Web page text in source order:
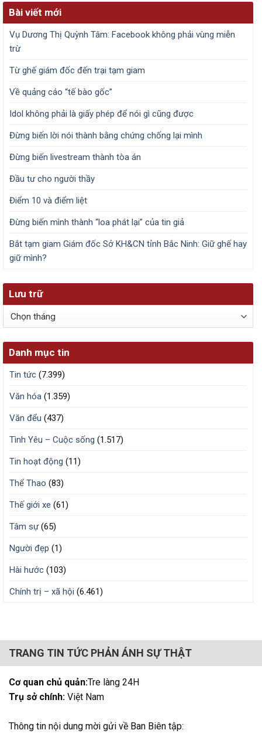
Bài viết mới
Vụ Dương Thị Quỳnh Tâm: Facebook không phải vùng miễn
trừ
Từ ghế giám đốc đến trại tạm giam
Về quảng cáo “tế bào gốc”
Idol không phải là giấy phép để nói gì cũng được
Đừng biến lời nói thành bằng chứng chống lại mình
Đừng biến livestream thành tòa án
Đầu tư cho người thầy
Điểm 10 và điểm liệt
Đừng biến mình thành “loa phát lại” của tin giả
Bắt tạm giam Giám đốc Sở KH&CN tỉnh Bắc Ninh: Giữ ghế hay
giữ mình?
Lưu trữ
Lưu
Danh mục tin
Tin tức (7.399)
Văn hóa (1.359)
Văn đểu (437)
Tình Yêu – Cuộc sống (1.517)
Tin hoạt động (11)
Thể Thao (83)
Thế giới xe (61)
Tâm sự(65)
Người đẹp (1)
Hài hước (103)
Chính trị – xã hội (6.461)
TRANG TIN TỨC PHẢN ÁNH SỰ THẬT
Cơ quan chủ quản:Tre làng 24H
Trụ sở chính: Việt Nam
Thông tin nội dung mời gửi về Ban Biên tập: